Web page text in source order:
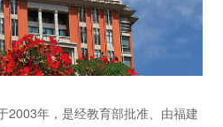
2003年，是经教育部批准、由福建